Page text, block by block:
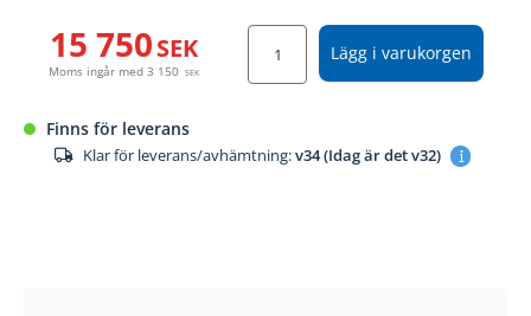
Lägg i varukorgen
15 750SEK
Moms ingår med3 150 SEK
Finns för leverans
Klar för leverans/avhämtning:v34 (Idag är det v32)